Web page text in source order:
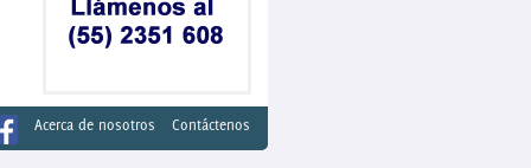
Acerca de nosotros Contáctenos